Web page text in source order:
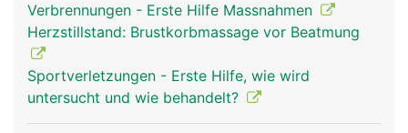
Verbrennungen - Erste Hilfe Massnahmen
Herzstillstand: Brustkorbmassage vor Beatmung
Sportverletzungen - Erste Hilfe, wie wird
untersucht und wie behandelt?